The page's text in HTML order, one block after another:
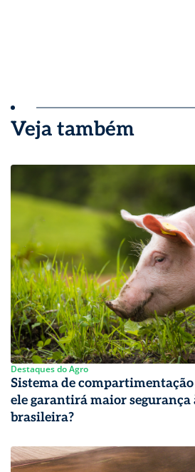
Veja também
Destaques do Agro
Sistema de
ele garantirá maior
brasileira?